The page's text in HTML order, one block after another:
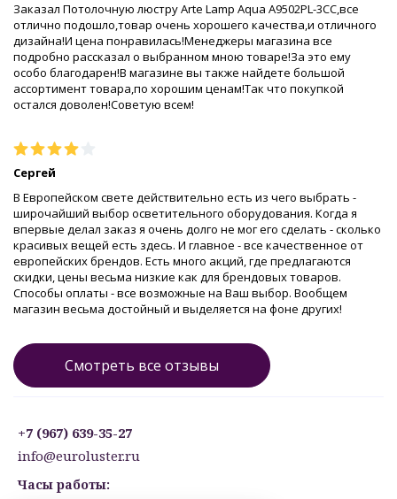
Заказал Потолочную люстру Arte Lamp Aqua A9502PL-3CC,все
отлично подошло,товар очень хорошего качества,и отличного
дизайна!И цена понравилась!Менеджеры магазина все
подробно рассказал о выбранном мною товаре!За это ему
особо благодарен!В магазине вы также найдете большой
ассортимент товара,по хорошим ценам!Так что покупкой
остался доволен!Советую всем!
Сергей
В Европейском свете действительно есть из чего выбрать -
широчайший выбор осветительного оборудования. Когда я
впервые делал заказ я очень долго не мог его сделать - сколько
красивых вещей есть здесь. И главное - все качественное от
европейских брендов. Есть много акций, где предлагаются
скидки, цены весьма низкие как для брендовых товаров.
Способы оплаты - все возможные на Ваш выбор. Вообщем
магазин весьма достойный и выделяется на фоне других!
Смотреть все отзывы
+7 (967) 639-35-27
info@euroluster.ru
Часы работы: